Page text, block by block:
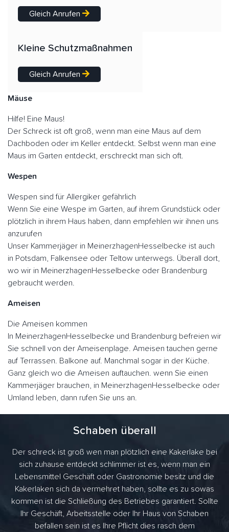
Gleich Anrufen
Kleine Schutzmaßnahmen
Gleich Anrufen
Mäuse
Hilfe! Eine Maus!
Der Schreck ist oft groß, wenn man eine Maus auf dem
Dachboden oder im Keller entdeckt. Selbst wenn man eine
Maus im Garten entdeckt, erschreckt man sich oft.
Wespen
Wespen sind für Allergiker gefährlich
Wenn Sie eine Wespe im Garten, auf ihrem Grundstück oder
plötzlich in ihrem Haus haben, dann empfehlen wir ihnen uns
anzurufen
Unser Kammerjäger in MeinerzhagenHesselbecke ist auch
in Potsdam, Falkensee oder Teltow unterwegs. Überall dort,
wo wir in MeinerzhagenHesselbecke oder Brandenburg
gebraucht werden.
Ameisen
Die Ameisen kommen
In MeinerzhagenHesselbecke und Brandenburg befreien wir
Sie schnell von der Ameisenplage. Ameisen tauchen gerne
auf Terrassen. Balkone auf. Manchmal sogar in der Küche.
Ganz gleich wo die Ameisen auftauchen. wenn Sie einen
Kammerjäger brauchen, in MeinerzhagenHesselbecke oder
Umland leben, dann rufen Sie uns an.
Schaben überall
Der schreck ist groß wen man plötzlich eine Kakerlake bei
sich zuhause entdeckt schlimmer ist es, wenn man ein
Lebensmittel Geschäft oder Gastronomie besitz und die
Kakerlaken sich da vermehret haben, sollte es zu sowas
kommen ist die Schließung des Betriebes garantiert. Sollte
Ihr Geschäft, Arbeitsstelle oder Ihr Haus von Schaben
befallen sein ist es Ihre Pflicht dies rasch dem